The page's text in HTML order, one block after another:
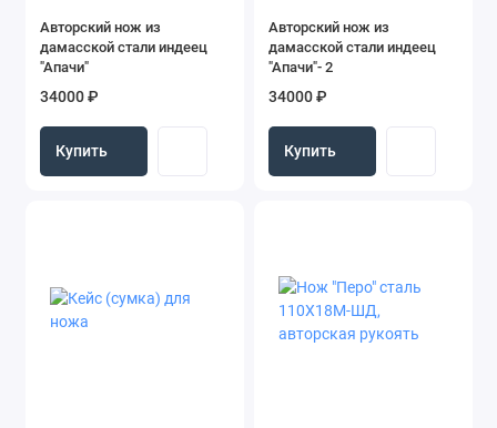
Авторский нож из
дамасской стали индеец
"Апачи"
34000 ₽
Купить
Авторский нож из
дамасской стали индеец
"Апачи"- 2
34000 ₽
Купить